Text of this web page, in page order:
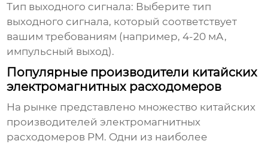
Тип выходного сигнала: Выберите тип
выходного сигнала, который соответствует
вашим требованиям (например, 4-20 мА,
импульсный выход).
Популярные производители китайских
электромагнитных расходомеров
На рынке представлено множество китайских
производителейэлектромагнитных
расходомеров PM. Одни из наиболее